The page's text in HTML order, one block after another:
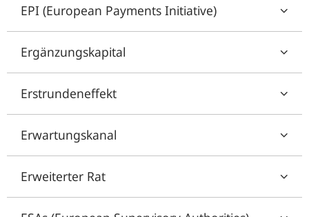
EPI (European Payments Initiative)
Ergänzungskapital
Erstrundeneffekt
Erwartungskanal
Erweiterter Rat